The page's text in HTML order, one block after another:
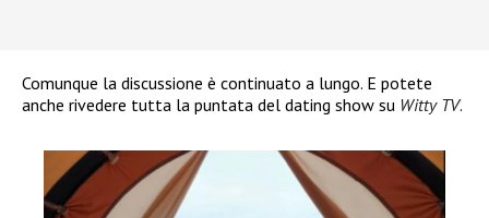
Comunque la discussione è continuato a lungo. E potete
anche rivedere tutta la puntata del dating show su Witty TV.